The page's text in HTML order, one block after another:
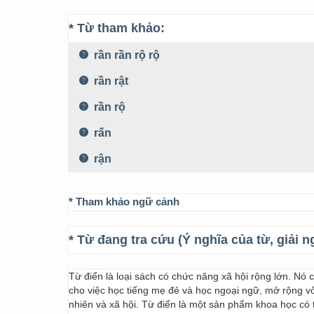
* Từ tham khảo:
rần rần rộ rộ
rần rật
rần rộ
rấn
rận
* Tham khảo ngữ cảnh
* Từ đang tra cứu (Ý nghĩa của từ, giải
Từ điển là loại sách có chức năng xã hội rộng lớn.
cho việc học tiếng mẹ đẻ và học ngoại ngữ, mở rộng
nhiên và xã hội. Từ điển là một sản phẩm khoa học